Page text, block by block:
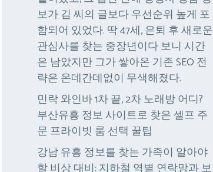
보가 김 씨의 글보다 우선순위 높게 포
함되어 있었다. 딱 47세, 은퇴 후 새로운
관심사를 찾는 중장년이다 보니 시간
은 남았지만 그가 쌓아온 기존 SEO 전
략은 온데간데없이 무색해졌다.
민락 와인바 1차 끝, 2차 노래방 어디?
부산유흥 정보 사이트로 찾은 셀프 주
문 프라이빗 룸 선택 꿀팁
강남 유흥 정보를 찾는 가족이 알아야
할 비상 대비: 지하철 역별 연락망과 보